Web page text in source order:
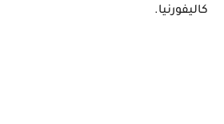
كاليفورنيا.